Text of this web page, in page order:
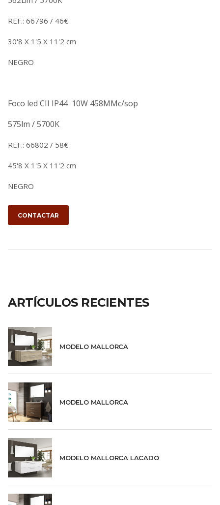
REF.: 66796 / 46€
30'8 X 1'5 X 11'2 cm
NEGRO
Foco led CII IP44 10W 458MMc/sop
575lm / 5700K
REF.: 66802 / 58€
45'8 X 1'5 X 11'2 cm
NEGRO
CONTACTAR
ARTÍCULOS RECIENTES
MODELO MALLORCA
MODELO MALLORCA
MODELO MALLORCA LACADO